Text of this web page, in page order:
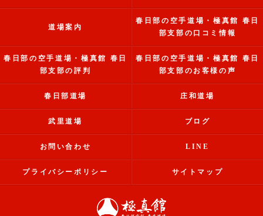
道場案内
春日部の空手道場・極真館 春日
部支部の口コミ情報
春日部の空手道場・極真館 春日
部支部の評判
春日部の空手道場・極真館 春日
部支部のお客様の声
春日部道場 庄和道場
武里道場 ブログ
お問い合わせ LINE
プライバシーポリシー サイトマップ